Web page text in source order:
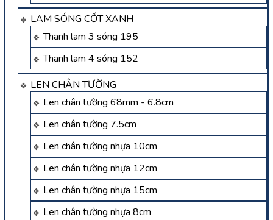
LAM SÓNG CỐT XANH
Thanh lam 3 sóng 195
Thanh lam 4 sóng 152
LEN CHÂN TƯỜNG
Len chân tường 68mm - 6.8cm
Len chân tường 7.5cm
Len chân tường nhựa 10cm
Len chân tường nhựa 12cm
Len chân tường nhựa 15cm
Len chân tường nhựa 8cm